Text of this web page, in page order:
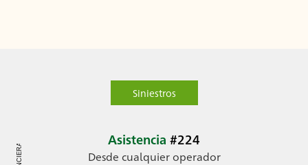
Siniestros
Asistencia #224
Desde cualquier operador